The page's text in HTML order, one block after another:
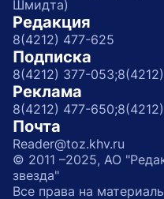
Шмидта)
Редакция
8(4212) 477-625
Подписка
8(4212) 377-053;
Реклама
8(4212) 477-650;
Почта
Reader@toz.khv.ru
© 2011 –2025, АО
звезда"
Все права на